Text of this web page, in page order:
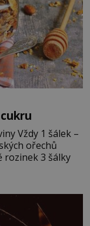
ořechů
rozinek 3 šálky